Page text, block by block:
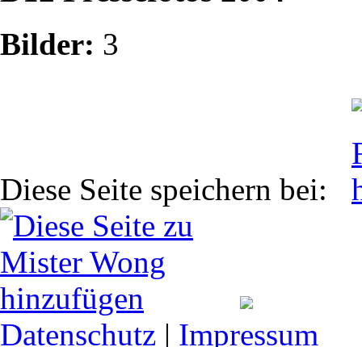
Bilder: 3
Diese Seite speichern bei:
Datenschutz | Impressum